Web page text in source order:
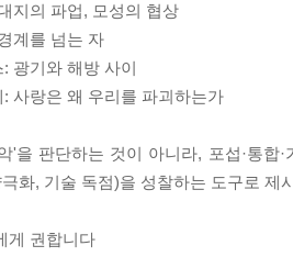
지의 파업, 모성의 협상
계를 넘는 자
광기와 해방 사이
: 사랑은 왜 우리를 파괴하는가
'을 판단하는 것이 아니라, 포섭·통
화, 기술 독점)을 성찰하는 도구로 제
게 권합니다